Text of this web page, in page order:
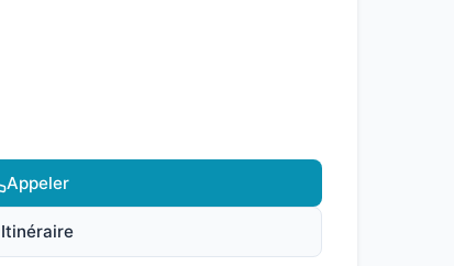
Appeler
Itinéraire